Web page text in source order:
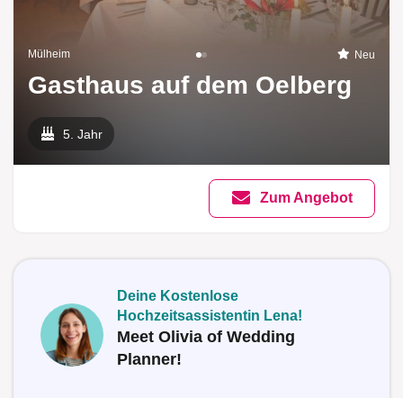
Mülheim Neu
Gasthaus auf dem Oelberg
5. Jahr
Zum Angebot
Deine Kostenlose
Hochzeitsassistentin Lena!
Meet Olivia of Wedding
Planner!